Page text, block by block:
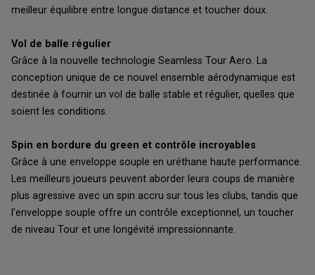
meilleur équilibre entre longue distance et toucher doux.
Vol de balle régulier
Grâce à la nouvelle technologie Seamless Tour Aero. La
conception unique de ce nouvel ensemble aérodynamique est
destinée à fournir un vol de balle stable et régulier, quelles que
soient les conditions.
Spin en bordure du green et contrôle incroyables
Grâce à une enveloppe souple en uréthane haute performance.
Les meilleurs joueurs peuvent aborder leurs coups de manière
plus agressive avec un spin accru sur tous les clubs, tandis que
l’enveloppe souple offre un contrôle exceptionnel, un toucher
de niveau Tour et une longévité impressionnante.